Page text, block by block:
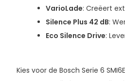
VarioLade: Creëert
Silence Plus 42 dB:
Eco Silence Drive:
Kies voor de Bosch Serie 6